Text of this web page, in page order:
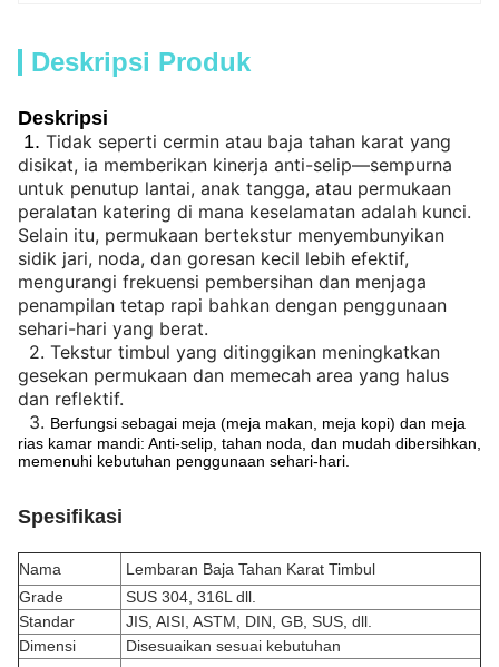
Deskripsi Produk
Deskripsi
1. Tidak seperti cermin atau baja tahan karat yang
disikat, ia memberikan kinerja anti-selip—sempurna
untuk penutup lantai, anak tangga, atau permukaan
peralatan katering di mana keselamatan adalah kunci.
Selain itu, permukaan bertekstur menyembunyikan
sidik jari, noda, dan goresan kecil lebih efektif,
mengurangi frekuensi pembersihan dan menjaga
penampilan tetap rapi bahkan dengan penggunaan
sehari-hari yang berat.
2. Tekstur timbul yang ditinggikan meningkatkan
gesekan permukaan dan memecah area yang halus
dan reflektif.
3. Berfungsi sebagai meja (meja makan, meja kopi) dan meja
rias kamar mandi: Anti-selip, tahan noda, dan mudah dibersihkan,
memenuhi kebutuhan penggunaan sehari-hari.
Spesifikasi
Nama
Lembaran Baja Tahan Karat Timbul
Grade
SUS 304, 316L dll.
Standar
JIS, AISI, ASTM, DIN, GB, SUS, dll.
Dimensi
Disesuaikan sesuai kebutuhan